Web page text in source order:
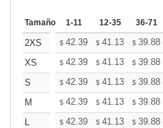
Tamaño 1-11 12-35 36-71
2XS $ 42.39 $ 41.13 $ 39.88
XS
$ 42.39 $ 41.13 $ 39.88
S
$ 42.39 $ 41.13 $ 39.88
M
$ 42.39 $ 41.13 $ 39.88
L
$ 42.39 $ 41.13 $ 39.88